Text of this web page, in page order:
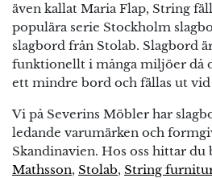
även kallat Maria Flap, String
populära serie Stockholm
slagbord från Stolab. Slagbord
funktionellt i många miljöer då
ett mindre bord och fällas ut vid
Vi på Severins Möbler har
ledande varumärken och
Skandinavien. Hos oss hittar du
Mathsson, Stolab, String